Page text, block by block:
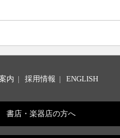
内 | 採用情報 | ENGLISH
書店・楽器店の方へ